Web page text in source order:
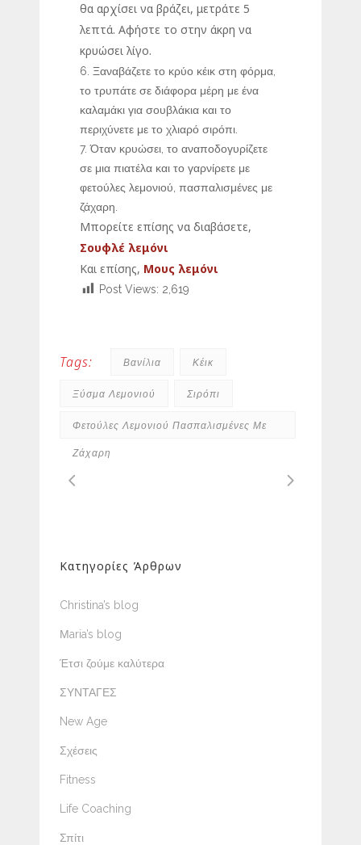
θα αρχίσει να βράζει, μετράτε 5
λεπτά. Αφήστε το στην άκρη να
κρυώσει λίγο.
Ξαναβάζετε το κρύο κέικ στη φόρμα,
το τρυπάτε σε διάφορα μέρη με ένα
καλαμάκι για σουβλάκια και το
περιχύνετε με το χλιαρό σιρόπι.
Όταν κρυώσει, το αναποδογυρίζετε
σε μια πιατέλα και το γαρνίρετε με
φετούλες λεμονιού, πασπαλισμένες με
ζάχαρη.
Μπορείτε επίσης να διαβάσετε,
Σουφλέ λεμόνι
Και επίσης, Μους λεμόνι
Post Views: 2,619
Tags: Βανίλια Κέικ
Ξύσμα Λεμονιού Σιρόπι
Φετούλες Λεμονιού Πασπαλισμένες Με
Ζάχαρη
Κατηγορίες Άρθρων
Christina’s blog
Μaria’s blog
Έτσι ζούμε καλύτερα
ΣΥΝΤΑΓΕΣ
New Age
Σχέσεις
Fitness
Life Coaching
Σπίτι